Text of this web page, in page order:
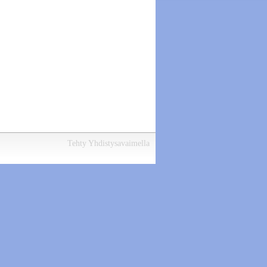
Tehty Yhdistysavaimella